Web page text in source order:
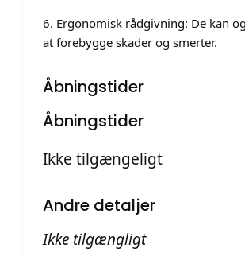
6. Ergonomisk rådgivning: De kan
at forebygge skader og smerter.
Åbningstider
Åbningstider
Ikke tilgængeligt
Andre detaljer
Ikke tilgængligt